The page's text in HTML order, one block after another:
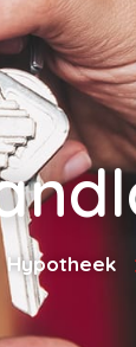
Hypotheek